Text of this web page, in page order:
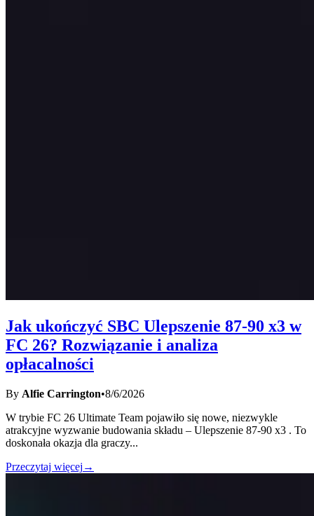
Jak ukończyć SBC Ulepszenie 87-90 x3 w
FC 26? Rozwiązanie i analiza
opłacalności
By Alfie Carrington•8/6/2026
W trybie FC 26 Ultimate Team pojawiło się nowe, niezwykle
atrakcyjne wyzwanie budowania składu – Ulepszenie 87-90 x3 . To
doskonała okazja dla graczy...
Przeczytaj więcej →